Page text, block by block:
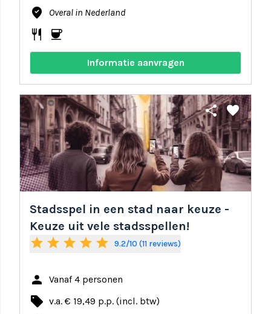
where_to_vote Overal in Nederland
restaurant coffee
Informatie aanvragen
share favorite
Stadsspel in een stad naar keuze -
Keuze uit vele stadsspellen!
star star star star star 9.2/10 (11 reviews)
person Vanaf 4 personen
local_offer v.a. € 19,49 p.p. (incl. btw)